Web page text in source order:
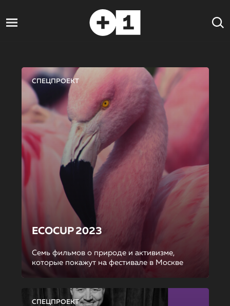
СПЕЦПРОЕКТ
ECOCUP 2023
Семь фильмов о природе и активизме,
которые покажут на фестивале в Москве
СПЕЦПРОЕКТ